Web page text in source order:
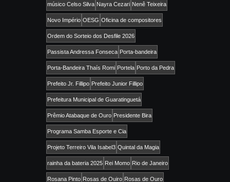
músico Celso Silva Nayra Cezari Nenê Teixeira
Novo Império OESG Oficina de compositores
Ordem do Sorteio dos Desfile 2026
Passista Andressa Fonseca Porta-bandeira
Porta-Bandeira Thaís Romi Portela Porto da Pedra
Prefeito Jr. Fillipo Prefeito Junior Fillipo
Prefeitura Municipal de Guaratinguetá
Prêmio Atabaque de Ouro Presidente Bira
Programa Samba Esporte e Cia
Projeto Terreiro Vila Isabel3 Quintal da Magia
rainha da bateria 2025 Rei Momo Rio de Janeiro
Rosana Pinto Rosas de Ouiro Rosas de Ouro